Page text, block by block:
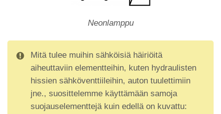
Neonlamppu
Mitä tulee muihin sähköisiä häiriöitä
aiheuttaviin elementteihin, kuten hydraulisten
hissien sähköventtiileihin, auton tuulettimiin
jne., suosittelemme käyttämään samoja
suojauselementtejä kuin edellä on kuvattu: